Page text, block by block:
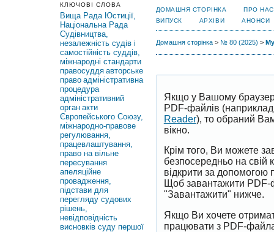
КЛЮЧОВІ СЛОВА
Вища Рада Юстиції,
Національна Рада
Судівництва,
незалежність судів і
самостійність суддів,
міжнародні стандарти
правосуддя авторське
право адміністративна
процедура
адміністративний
орган акти
Європейського Союзу,
міжнародно-правове
регулювання,
працевлаштування,
право на вільне
пересування
апеляційне
провадження,
підстави для
перегляду судових
рішень,
невідповідність
висновків суду першої
ДОМАШНЯ СТОРІНКА
ПРО НАС
ВИПУСК
АРХІВИ АНОНСИ
Домашня сторінка> № 80 (2025) >
Якщо у Вашому
PDF-файлів
Reader), то обраний
вікно.
Крім того, Ви можете
безпосередньо на
відкрити за
Щоб завантажити PDF-
"Завантажити" нижче.
Якщо Ви хочете
працювати з PDF-